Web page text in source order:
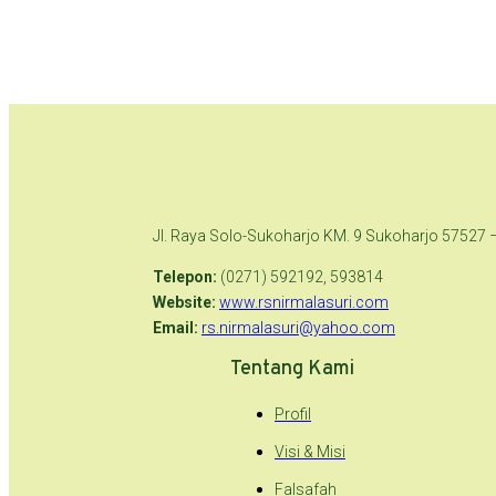
Jl. Raya Solo-Sukoharjo KM. 9 Sukoharjo 57527
Telepon: (0271) 592192, 593814
Website: www.rsnirmalasuri.com
Email: rs.nirmalasuri@yahoo.com
Tentang Kami
Profil
Visi & Misi
Falsafah